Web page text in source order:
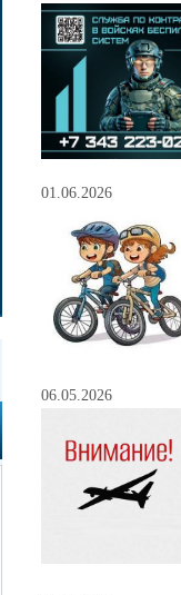
01.06.2026
06.05.2026